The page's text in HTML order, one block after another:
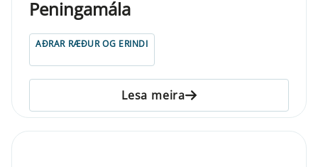
Peningamála
AÐRAR RÆÐUR OG ERINDI
Lesa meira